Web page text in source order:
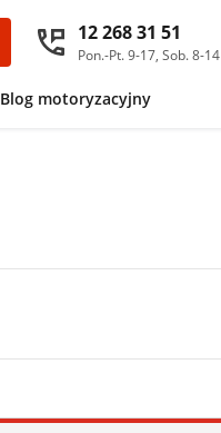
12 268 31 51
Pon.-Pt. 9-17, Sob. 8-14
Blog motoryzacyjny